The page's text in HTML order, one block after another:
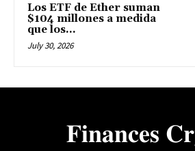
Los ETF de Ether suman
$104 millones a medida
que los...
July 30, 2026
𝐅𝐢𝐧𝐚𝐧𝐜𝐞𝐬